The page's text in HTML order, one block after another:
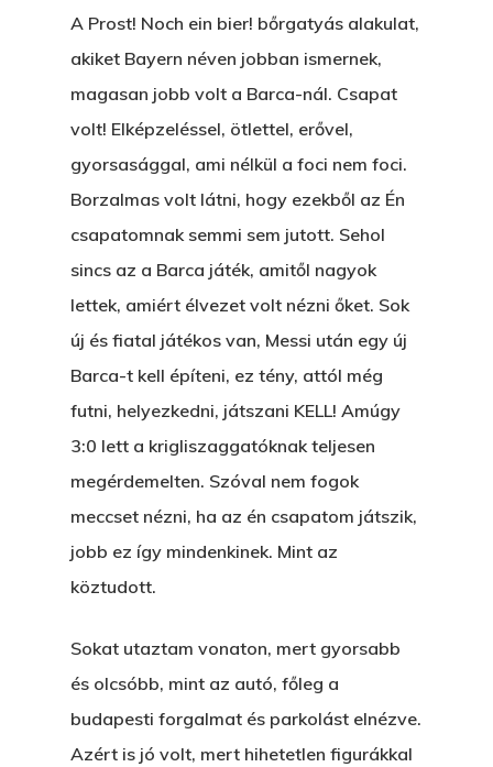
A Prost! Noch ein bier! bőrgatyás alakulat,
akiket Bayern néven jobban ismernek,
magasan jobb volt a Barca-nál. Csapat
volt! Elképzeléssel, ötlettel, erővel,
gyorsasággal, ami nélkül a foci nem foci.
Borzalmas volt látni, hogy ezekből az Én
csapatomnak semmi sem jutott. Sehol
sincs az a Barca játék, amitől nagyok
lettek, amiért élvezet volt nézni őket. Sok
új és fiatal játékos van, Messi után egy új
Barca-t kell építeni, ez tény, attól még
futni, helyezkedni, játszani KELL! Amúgy
3:0 lett a krigliszaggatóknak teljesen
megérdemelten. Szóval nem fogok
meccset nézni, ha az én csapatom játszik,
jobb ez így mindenkinek. Mint az
köztudott.
Sokat utaztam vonaton, mert gyorsabb
és olcsóbb, mint az autó, főleg a
budapesti forgalmat és parkolást elnézve.
Azért is jó volt, mert hihetetlen figurákkal